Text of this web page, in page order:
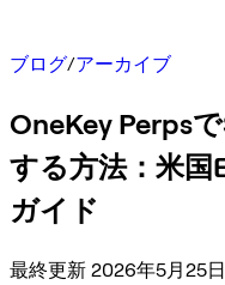
ブログ/アーカイブ
OneKey Perps
する方法：米国
ガイド
最終更新 2026年5月25日